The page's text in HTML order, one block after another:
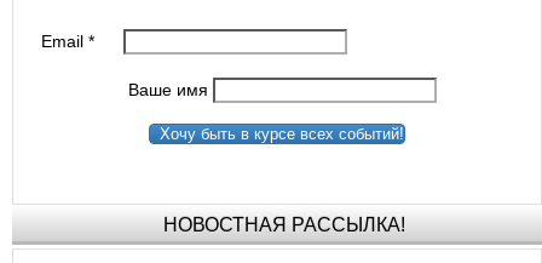
Email*
Ваше имя
Хочу быть в курсе всех событий!
НОВОСТНАЯ РАССЫЛКА!